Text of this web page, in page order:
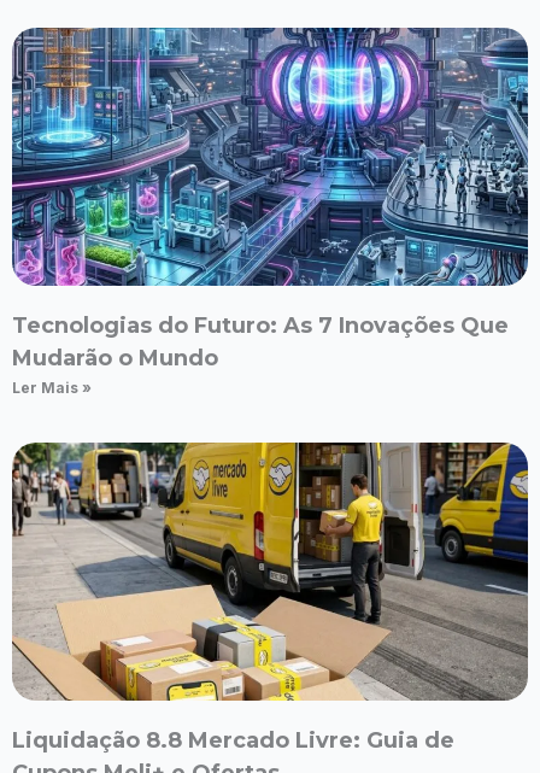
Tecnologias do Futuro: As 7 Inovações Que
Mudarão o Mundo
Ler Mais »
Liquidação 8.8 Mercado Livre: Guia de